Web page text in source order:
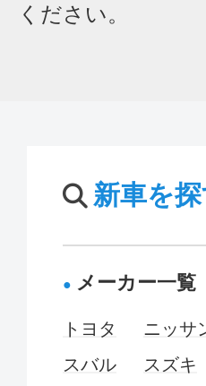
ください。
新車を
メーカー一覧
トヨタ ニッサ
スバル
スズキ